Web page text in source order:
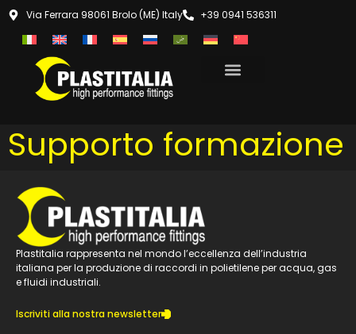
Via Ferrara 98061 Brolo (ME) Italy +39 0941 536311
Supporto formazione
Plastitalia rappresenta nel mondo l’eccellenza dell’industria
italiana per la produzione di raccordi in polietilene per acqua, gas
e fluidi industriali.
Iscriviti alla nostra newsletter